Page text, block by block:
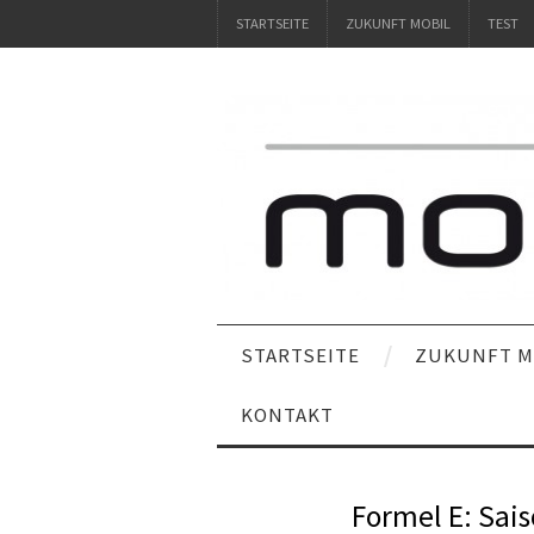
STARTSEITE ZUKUNFT MOBIL TEST
STARTSEITE ZUKUNFT
KONTAKT
Formel E: